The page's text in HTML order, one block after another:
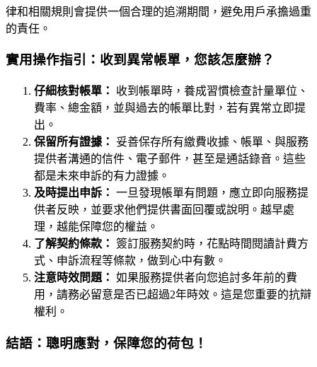
律和相關規則會提供一個合理的追溯期間，避免用戶承擔過重
的責任。
實用操作指引：收到異常帳單，您該怎麼辦？
仔細核對帳單：
收到帳單時，養成習慣檢查計量單位、
費率、總金額，並與過去的帳單比對，若有異常立即提
出。
保留所有證據： 妥善保存所有繳費收據、帳單、與服務
提供者溝通的信件、電子郵件，甚至是通話錄音。這些
都是未來申訴的有力證據。
及時提出申訴： 一旦發現帳單有問題，應立即向服務提
供者反映，並要求他們提供書面回覆或說明。越早處
理，越能保障您的權益。
了解契約條款： 簽訂服務契約時，花點時間閱讀計費方
式、申訴流程等條款，做到心中有數。
注意時效問題： 如果服務提供者向您追討多年前的費
用，請務必留意是否已超過2年時效。這是您重要的抗辯
權利。
結語：聰明應對，保障您的荷包！